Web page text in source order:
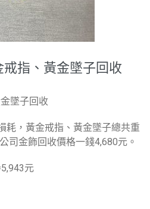
指、黃金墜子回收
墜子回收
耗，黃金戒指、黃金墜子總共重
司金飾回收價格一錢4,680元。
元